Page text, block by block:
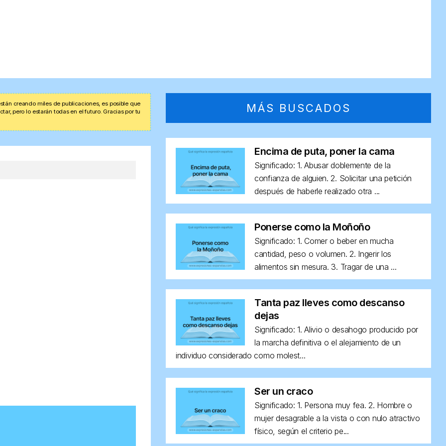
creando miles de publicaciones, es posible que
pero lo estarán todas en el futuro. Gracias por tu
MÁS BUSCADOS
Encima de puta, poner la cama
Significado: 1. Abusar doblemente de la
confianza de alguien. 2. Solicitar una petición
después de haberle realizado otra ...
Ponerse como la Moñoño
Significado: 1. Comer o beber en mucha
cantidad, peso o volumen. 2. Ingerir los
alimentos sin mesura. 3. Tragar de una ...
Tanta paz lleves como descanso
dejas
Significado: 1. Alivio o desahogo producido por
la marcha definitiva o el alejamiento de un
individuo considerado como molest...
Ser un craco
Significado: 1. Persona muy fea. 2. Hombre o
mujer desagrable a la vista o con nulo atractivo
físico, según el criterio pe...